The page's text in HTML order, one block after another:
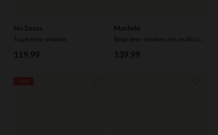
No Stress
Taupe leren sneakers
119.99
Manfield
139.99